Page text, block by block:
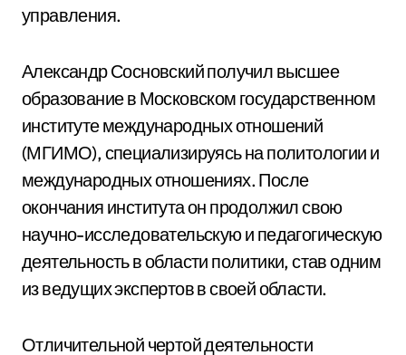
управления.
Александр Сосновский получил высшее
образование в Московском государственном
институте международных отношений
(МГИМО), специализируясь на политологии и
международных отношениях. После
окончания института он продолжил свою
научно-исследовательскую и педагогическую
деятельность в области политики, став одним
из ведущих экспертов в своей области.
Отличительной чертой деятельности